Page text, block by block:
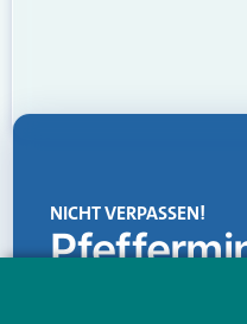
NICHT VERPASSEN!